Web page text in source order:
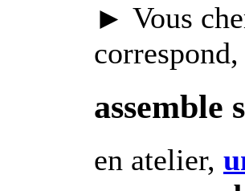
► Vous
correspond,
assemble
en atelier,